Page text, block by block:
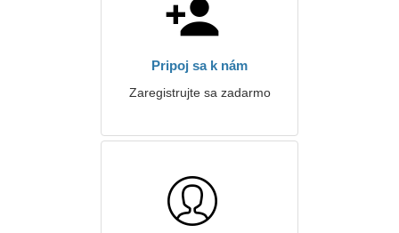
Pripoj sa k nám
Zaregistrujte sa zadarmo